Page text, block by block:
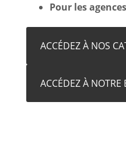
Pour les
ACCÉDEZ À NOS
ACCÉDEZ À NOTRE